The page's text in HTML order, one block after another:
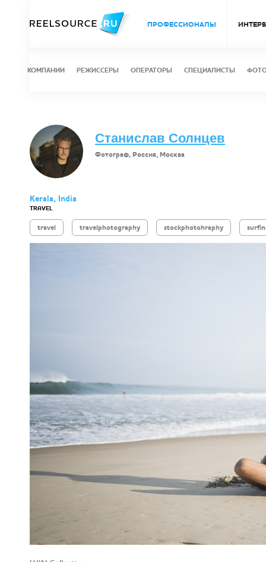
ПРОФЕССИОНАЛЫ
КОМПАНИИ РЕЖИССЕРЫ ОПЕРАТОРЫ СПЕЦИАЛИСТЫ
Станислав Солнцев
Фотограф, Россия, Москва
Kerala, India
TRAVEL
travel travelphotography stockphotohraphy